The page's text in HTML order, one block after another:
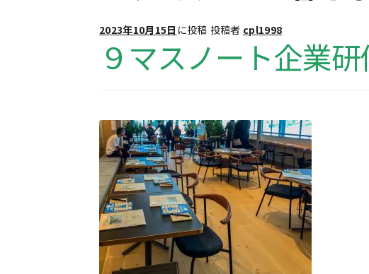
2023年10月15日 に投稿 投稿者 cpl1998
９マスノート企業